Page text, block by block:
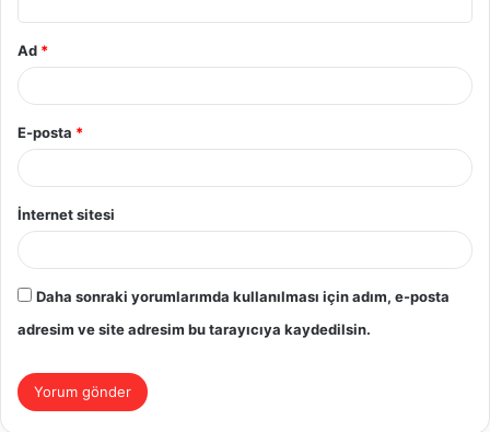
Ad *
E-posta *
İnternet sitesi
Daha sonraki yorumlarımda kullanılması için adım, e-posta
adresim ve site adresim bu tarayıcıya kaydedilsin.